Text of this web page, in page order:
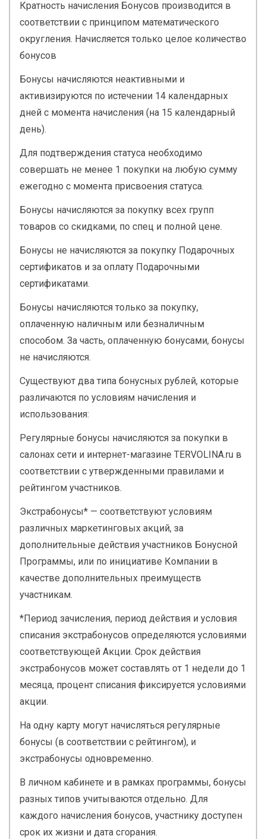
Кратность начисления Бонусов производится в
соответствии с принципом математического
округления. Начисляется только целое количество
бонусов
Бонусы начисляются неактивными и
активизируются по истечении 14 календарных
дней с момента начисления (на 15 календарный
день).
Для подтверждения статуса необходимо
совершать не менее 1 покупки на любую сумму
ежегодно с момента присвоения статуса.
Бонусы начисляются за покупку всех групп
товаров со скидками, по спец и полной цене.
Бонусы не начисляются за покупку Подарочных
сертификатов и за оплату Подарочными
сертификатами.
Бонусы начисляются только за покупку,
оплаченную наличным или безналичным
способом. За часть, оплаченную бонусами, бонусы
не начисляются.
Существуют два типа бонусных рублей, которые
различаются по условиям начисления и
использования:
Регулярные бонусы начисляются за покупки в
салонах сети и интернет-магазине TERVOLINA.ru в
соответствии с утвержденными правилами и
рейтингом участников.
Экстрабонусы* — соответствуют условиям
различных маркетинговых акций, за
дополнительные действия участников Бонусной
Программы, или по инициативе Компании в
качестве дополнительных преимуществ
участникам.
*Период зачисления, период действия и условия
списания экстрабонусов определяются условиями
соответствующей Акции. Срок действия
экстрабонусов может составлять от 1 недели до 1
месяца, процент списания фиксируется условиями
акции.
На одну карту могут начисляться регулярные
бонусы (в соответствии с рейтингом), и
экстрабонусы одновременно.
В личном кабинете и в рамках программы, бонусы
разных типов учитываются отдельно. Для
каждого начисления бонусов, участнику доступен
срок их жизни и дата сгорания.